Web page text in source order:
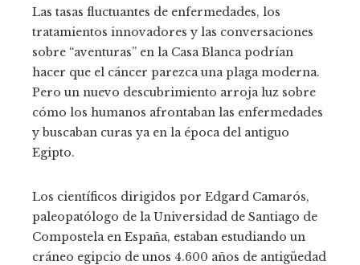
Las tasas fluctuantes de enfermedades, los
tratamientos innovadores y las conversaciones
sobre “aventuras” en la Casa Blanca podrían
hacer que el cáncer parezca una plaga moderna.
Pero un nuevo descubrimiento arroja luz sobre
cómo los humanos afrontaban las enfermedades
y buscaban curas ya en la época del antiguo
Egipto.
Los científicos dirigidos por Edgard Camarós,
paleopatólogo de la Universidad de Santiago de
Compostela en España, estaban estudiando un
cráneo egipcio de unos 4.600 años de antigüedad